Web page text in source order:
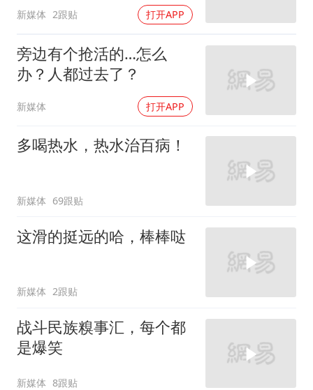
新媒体 2跟贴 打开APP
旁边有个抢活的…怎么
办？人都过去了？
新媒体 打开APP
多喝热水，热水治百病！
新媒体 69跟贴
这滑的挺远的哈，棒棒哒
新媒体 2跟贴
战斗民族糗事汇，每个都
是爆笑
新媒体 8跟贴